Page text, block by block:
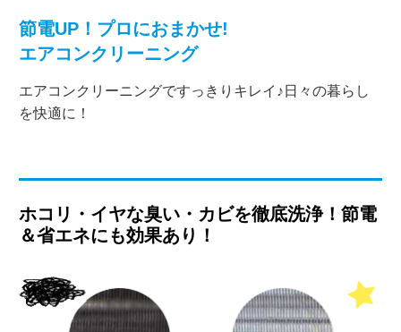
節電UP！プロにおまかせ!
エアコンクリーニング
エアコンクリーニングですっきりキレイ♪日々の暮らし
を快適に！
ホコリ・イヤな臭い・カビを徹底洗浄！節電
＆省エネにも効果あり！